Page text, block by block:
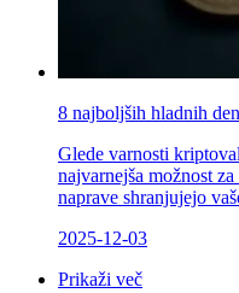
8 najboljših hladnih
Glede varnosti
najvarnejša možnost
naprave shranjujejo
2025-12-03
Prikaži več